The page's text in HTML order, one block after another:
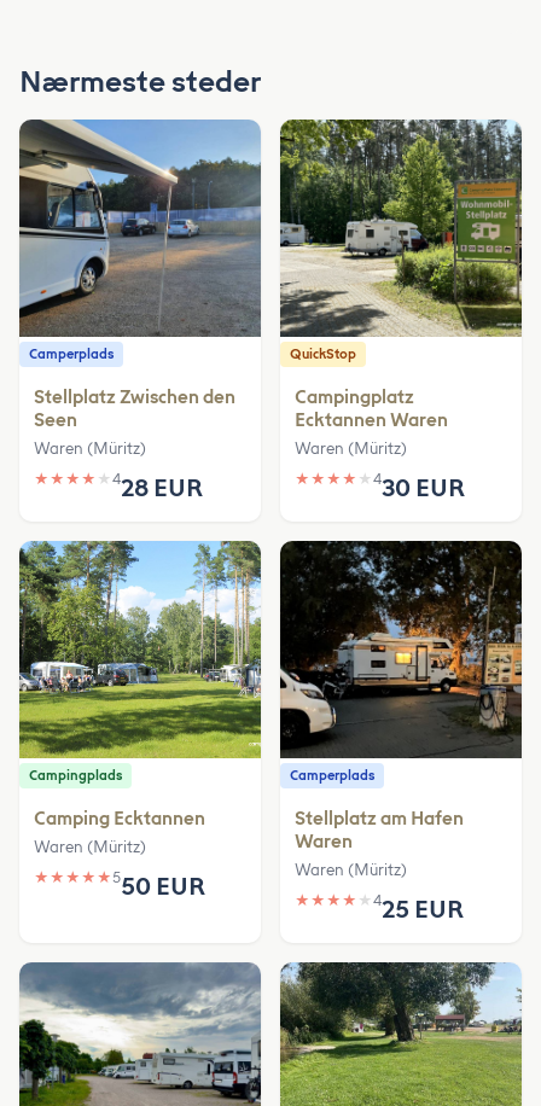
Nærmeste steder
Camperplads
Stellplatz Zwischen den
Seen
Waren (Müritz)
★ ★ ★ ★ ★ 428 EUR
QuickStop
Campingplatz
Ecktannen Waren
Waren (Müritz)
★ ★ ★ ★ ★ 430 EUR
Campingplads
Camping Ecktannen
Waren (Müritz)
★ ★ ★ ★ ★550 EUR
Camperplads
Stellplatz am Hafen
Waren
Waren (Müritz)
★ ★ ★ ★ ★ 425 EUR